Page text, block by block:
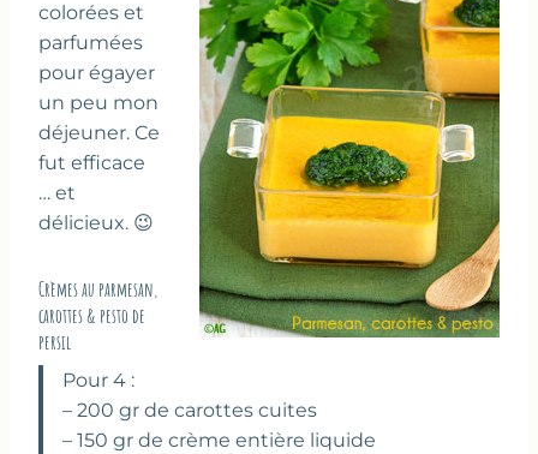
colorées et
parfumées
pour égayer
un peu mon
déjeuner. Ce
fut efficace
… et
délicieux. 😉
Crèmes au parmesan,
carottes & pesto de
persil
Pour 4 :
– 200 gr de carottes cuites
– 150 gr de crème entière liquide